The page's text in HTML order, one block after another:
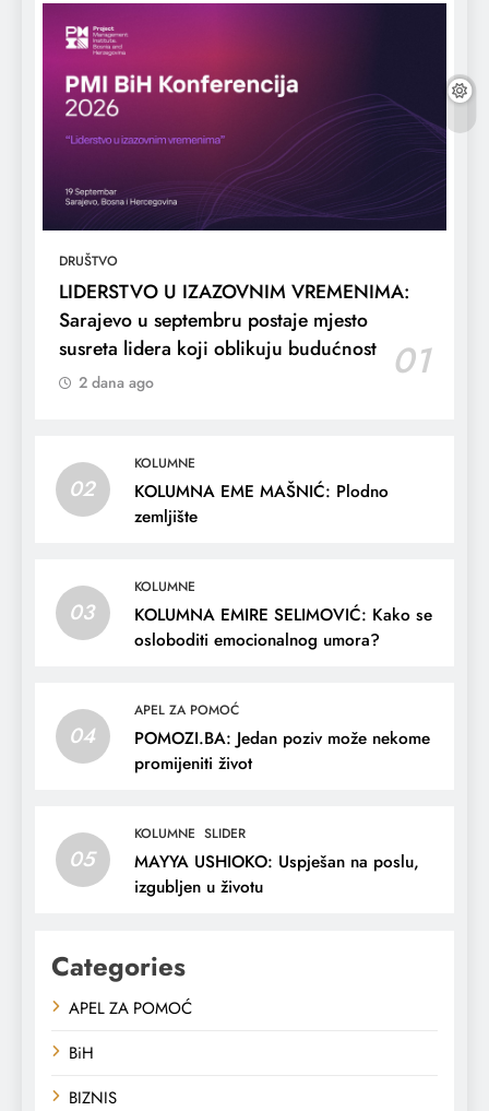
DRUŠTVO
LIDERSTVO U IZAZOVNIM VREMENIMA:
Sarajevo u septembru postaje mjesto
susreta lidera koji oblikuju budućnost
01
2 dana ago
02
KOLUMNE
KOLUMNA EME MAŠNIĆ: Plodno
zemljište
03
KOLUMNE
KOLUMNA EMIRE SELIMOVIĆ: Kako se
osloboditi emocionalnog umora?
04
APEL ZA POMOĆ
POMOZI.BA: Jedan poziv može nekome
promijeniti život
05
KOLUMNE SLIDER
MAYYA USHIOKO: Uspješan na poslu,
izgubljen u životu
Categories
APEL ZA POMOĆ
BiH
BIZNIS